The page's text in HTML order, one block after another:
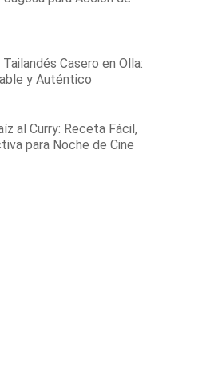
Casero en Olla:
y Auténtico
al Curry: Receta Fácil,
para Noche de Cine